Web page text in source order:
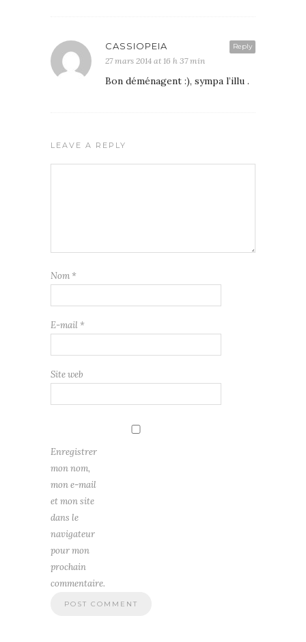
Reply
CASSIOPEIA
27 mars 2014 at 16 h 37 min
Bon déménagent :), sympa l’illu .
LEAVE A REPLY
Nom *
E-mail *
Site web
Enregistrer
mon nom,
mon e-mail
et mon site
dans le
navigateur
pour mon
prochain
commentaire.